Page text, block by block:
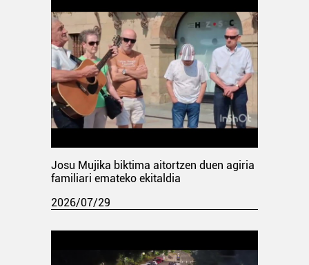
Josu Mujika biktima aitortzen duen agiria
familiari emateko ekitaldia
2026/07/29